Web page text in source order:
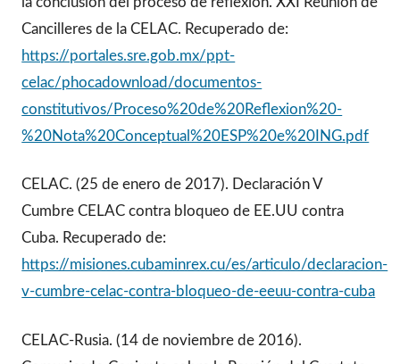
Cancilleres de la CELAC. Recuperado de:
https://portales.sre.gob.mx/ppt-
celac/phocadownload/documentos-
constitutivos/Proceso%20de%20Reflexion%20-
%20Nota%20Conceptual%20ESP%20e%20ING.pdf
CELAC. (25 de enero de 2017). Declaración V
Cumbre CELAC contra bloqueo de EE.UU contra
Cuba. Recuperado de:
https://misiones.cubaminrex.cu/es/articulo/declaracion-
v-cumbre-celac-contra-bloqueo-de-eeuu-contra-cuba
CELAC-Rusia. (14 de noviembre de 2016).